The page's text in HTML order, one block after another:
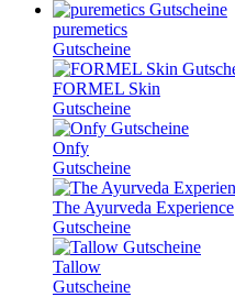
puremetics
Gutscheine
FORMEL Skin
Gutscheine
Onfy
Gutscheine
The Ayurveda Experience
Gutscheine
Tallow
Gutscheine